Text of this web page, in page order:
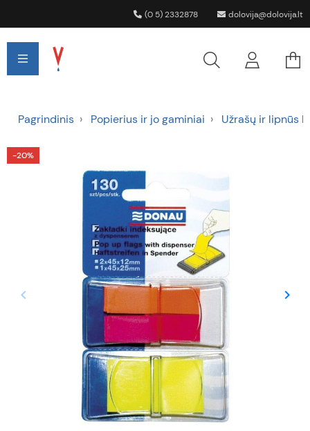
(0 5) 2332878 dolovija@dolovija.lt
Pagrindinis Popierius ir jo gaminiai Užrašų ir lipnūs
−20%
Ankstesnis
keyboard_arrow_left Tęsti
keyboard_arrow_right